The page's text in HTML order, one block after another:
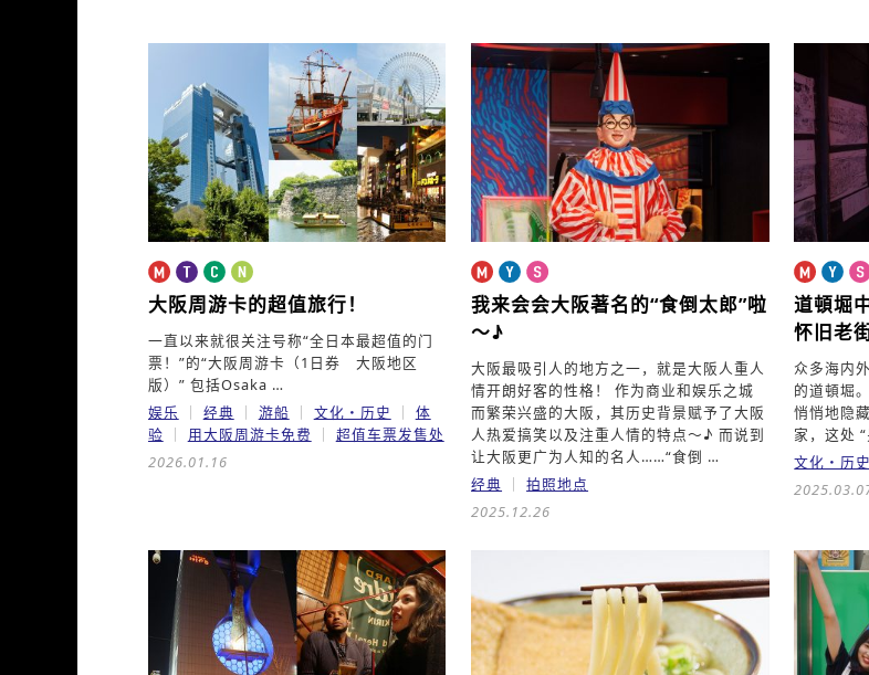
大阪周游卡的超值旅行！
一直以来就很关注号称“全日本最超值的门
票！”的“大阪周游卡（1日券 大阪地区
版）” 包括Osaka …
娱乐
经典 游船 文化・历史
体
验
用大阪周游卡免费
超值车票发售处
2026.01.16
我来会会大阪著名的“食倒太郎”啦
～♪
大阪最吸引人的地方之一，就是大阪人重人
情开朗好客的性格！ 作为商业和娱乐之城
而繁荣兴盛的大阪，其历史背景赋予了大阪
人热爱搞笑以及注重人情的特点～♪ 而说到
让大阪更广为人知的名人……“食倒 …
经典
拍照地点
2025.12.26
道頓堀
怀旧老
众多海内
的道頓堀
悄悄地隐
家，这处
文化・历史